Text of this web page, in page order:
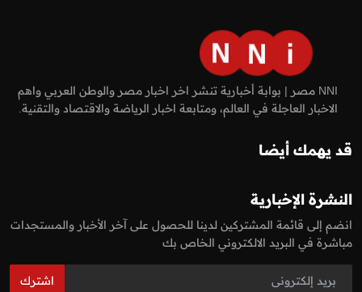
NNI مصر | بوابة أخبارية تنشر اخر اخبار مصر والوطن العربي واهم
الاخبار العاجلة في العالم، ومتابعة اخبار الرياضة والاقتصاد والتقنية.
قد يهمك أيضا
النشرة الإخبارية
انضم إلى قائمة المشتركين لدينا للحصول على آخر الأخبار والمستجدات
مباشرة في البريد الالكتروني الخاص بك
اشترك